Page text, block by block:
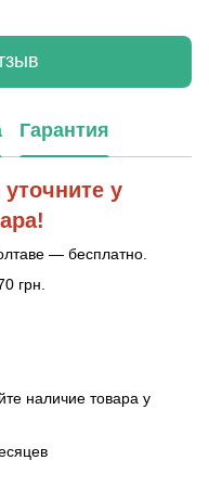
Гарантия
у
— бесплатно.
грн.
наличие товара у